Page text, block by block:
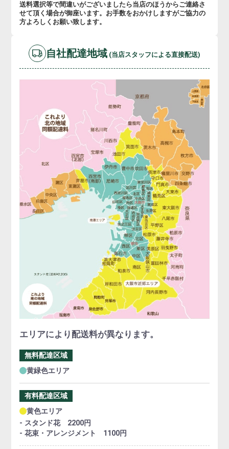
送料選択等で間違いがございましたら当店のほうからご連絡さ
せて頂く場合が御座います。お手数をおかけしますがご協力の
方よろしくお願い致します。
自社配達地域 (当店スタッフによる直接配送)
エリアにより配送料が異なります。
無料配達区域
黄緑色エリア
有料配達区域
黄色エリア
- スタンド花 2200円
- 花束・アレンジメント 1100円